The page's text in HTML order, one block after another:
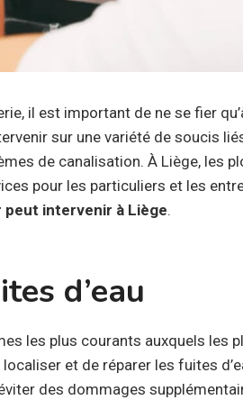
il est important de ne se fier
sur une variété de soucis
de canalisation. À Liège, les
pour les particuliers et les
peut intervenir à Liège.
d’eau
les plus courants auxquels les
et de réparer les fuites
des dommages